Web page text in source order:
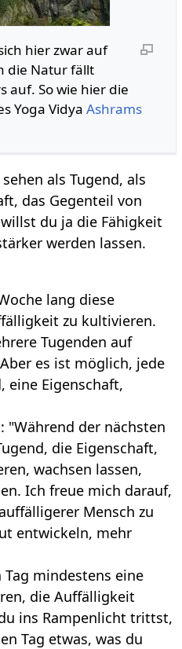
hier zwar auf
die Natur fällt
auf. So wie hier die
Yoga Vidya Ashrams
als Tugend, als
das Gegenteil von
du ja die Fähigkeit
werden lassen.
lang diese
zu kultivieren.
Tugenden auf
es ist möglich, jede
eine Eigenschaft,
"Während der nächsten
die Eigenschaft,
wachsen lassen,
Ich freue mich darauf,
Mensch zu
entwickeln, mehr
mindestens eine
die Auffälligkeit
ins Rampenlicht trittst,
Tag etwas, was du